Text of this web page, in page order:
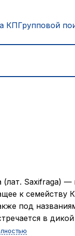
КПГрупповой
Saxifraga) —
к семейству
под
в